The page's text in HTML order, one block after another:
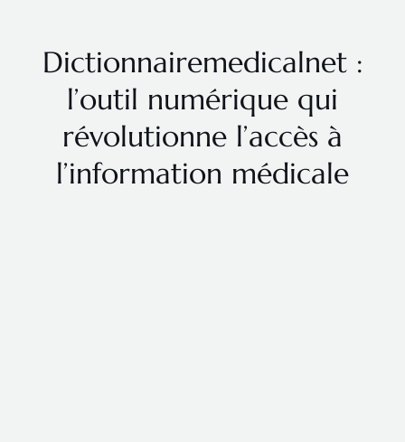
Dictionnairemedicalnet :
l’outil numérique qui
révolutionne l’accès à
l’information médicale